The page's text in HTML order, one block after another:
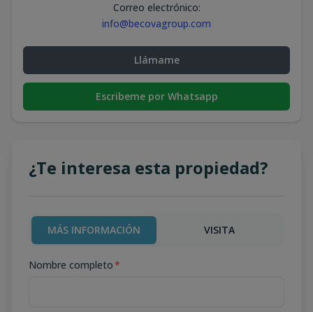
Correo electrónico:
info@becovagroup.com
Llámame
Escribeme por Whatsapp
¿Te interesa esta propiedad?
MÁS INFORMACIÓN VISITA
Nombre completo*